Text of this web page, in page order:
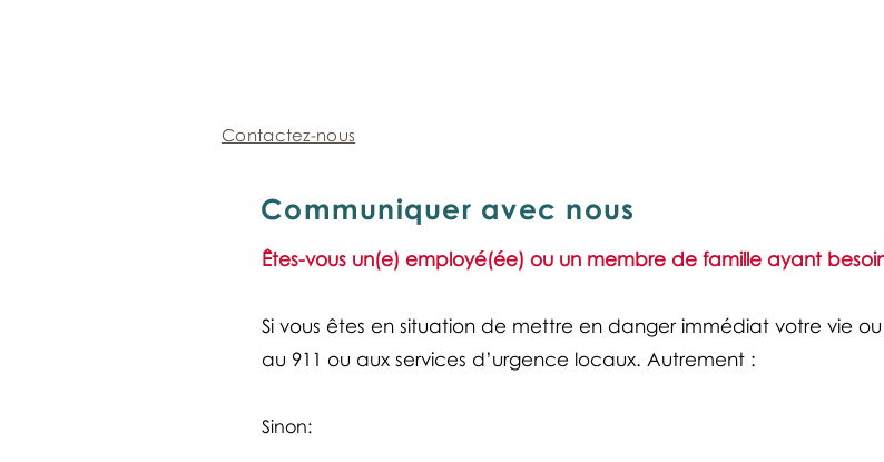
Contactez-nous
Communiquer avec nous
Êtes-vous un(e) employé(ée) ou un membre de famille ayant
Si vous êtes en situation de mettre en danger immédiat votre vie
au 911 ou aux services d’urgence locaux. Autrement :
Sinon: ​